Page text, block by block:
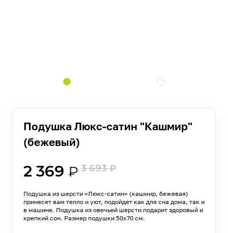
Подушка Люкс-сатин "Кашмир"
(бежевый)
2 369 ₽ 3 693₽
Подушка из шерсти «Люкс-сатин» (кашмир, бежевая)
принесет вам тепло и уют, подойдет как для сна дома, так и
в машине. Подушка из овечьей шерсти подарит здоровый и
крепкий сон. Размер подушки 50х70 см.